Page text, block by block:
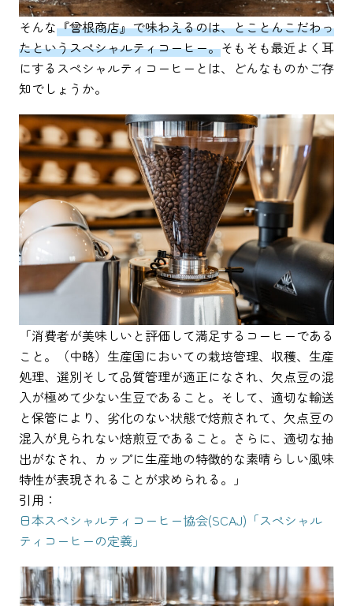
そんな『曾根商店』で味わえるのは、とことんこだわっ
たというスペシャルティコーヒー。そもそも最近よく耳
にするスペシャルティコーヒーとは、どんなものかご存
知でしょうか。
「消費者が美味しいと評価して満足するコーヒーである
こと。（中略）生産国においての栽培管理、収穫、生産
処理、選別そして品質管理が適正になされ、欠点豆の混
入が極めて少ない生豆であること。そして、適切な輸送
と保管により、劣化のない状態で焙煎されて、欠点豆の
混入が見られない焙煎豆であること。さらに、適切な抽
出がなされ、カップに生産地の特徴的な素晴らしい風味
特性が表現されることが求められる。」
引用：
日本スペシャルティコーヒー協会(SCAJ)「スペシャル
ティコーヒーの定義」